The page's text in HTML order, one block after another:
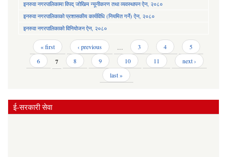
इनरुवा नगरपालिकामा विपद् जोखिम न्यूनीकरण तथा व्यवस्थापन ऐन, २०८०
इनरुवा नगरपालिकाको प्रशासकीय कार्यविधि (नियमित गर्ने) ऐन, २०८०
इनरुवा नगरपालिकाको विनियोजन ऐन, २०८०
Pages « first ‹ previous … 3 4
5
6
7 8 9 10 11
next ›
last »
ई-सरकारी सेवा